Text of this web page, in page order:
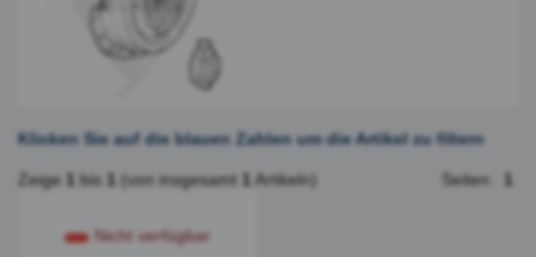
Klicken Sie auf die blauen Zahlen um die Artikel zu filtern
Zeige 1 bis 1 (von insgesamt 1 Artikeln) Seiten: 1
Nicht verfügbar